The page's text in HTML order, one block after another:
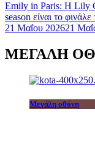
Emily in Paris: Η Lily
season είναι το
21 Μαΐου 202621
ΜΕΓΑΛΗ
Μεγάλη οθόνη